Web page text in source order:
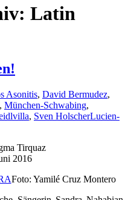
Latin
Asonitis, David Bermudez,
, München-Schwabing,
, Sven HolscherLucien-
Tirquaz
2016
Foto: Yamilé Cruz Montero